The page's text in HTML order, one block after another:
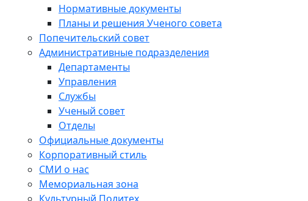
Нормативные документы
Планы и решения Ученого совета
Попечительский совет
Административные подразделения
Департаменты
Управления
Службы
Ученый совет
Отделы
Официальные документы
Корпоративный стиль
СМИ о нас
Мемориальная зона